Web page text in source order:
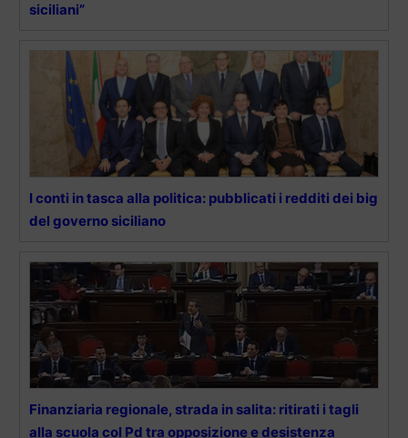
siciliani”
I conti in tasca alla politica: pubblicati i redditi dei big
del governo siciliano
Finanziaria regionale, strada in salita: ritirati i tagli
alla scuola col Pd tra opposizione e desistenza